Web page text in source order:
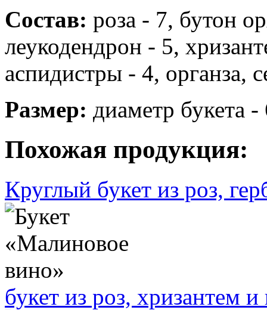
Состав: роза - 7, бутон
леукодендрон - 5,
аспидистры - 4, органза,
Размер: диаметр букета
Похожая продукция:
Круглый букет из роз,
букет из роз, хризантем